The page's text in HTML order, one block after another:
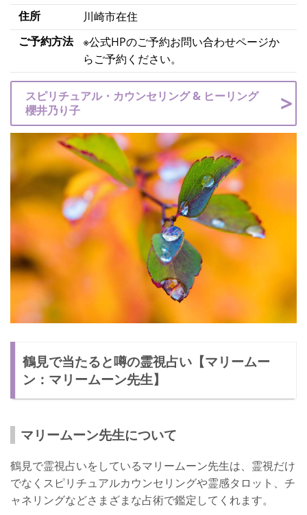
住所
川崎市在住
ご予約方法
※公式HPのご予約お問い合わせページか
らご予約ください。
スピリチュアル・カウンセリング & ヒーリング
櫻井乃り子
鶴見で当たると噂の霊視占い【マリームー
ン：マリームーン先生】
マリームーン先生について
鶴見で霊視占いをしているマリームーン先生は、霊視だけ
でなくスピリチュアルカウンセリングや霊感タロット、チ
ャネリングなどさまざまな占術で鑑定してくれます。